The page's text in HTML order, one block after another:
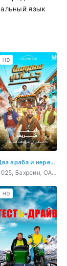
язык
Два араба и нереальный замес в Индии
2025, Бахрейн, ОАЭ, комедия, приключения, криминал
HD
HD